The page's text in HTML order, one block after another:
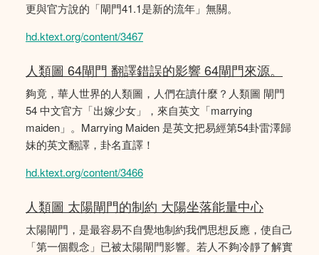
更與官方說的「閘門41.1是新的流年」無關。
hd.ktext.org/content/3467
人類圖 64閘門 翻譯錯誤的影響 64閘門來源。
夠竟，華人世界的人類圖，人們在讀什麼？人類圖 閘門
54 中文官方「出嫁少女」，來自英文「marrying
maiden」。Marrying Maiden 是英文把易經第54卦雷澤歸
妹的英文翻譯，卦名直譯！
hd.ktext.org/content/3466
人類圖 太陽閘門的制約 大陽坐落能量中心
太陽閘門，是最容易不自覺地制約我們思想反應，使自己
「第一個觀念」已被太陽閘門影響。若人不夠冷靜了解實